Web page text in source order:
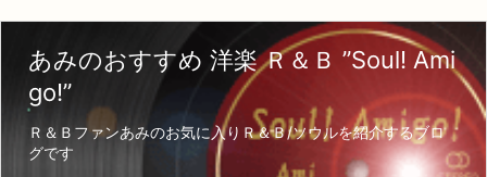
あみのおすすめ 洋楽 Ｒ＆Ｂ ”Soul! Ami
go!”
Ｒ＆Ｂファンあみのお気に入りＲ＆Ｂ/ソウルを紹介するブロ
グです